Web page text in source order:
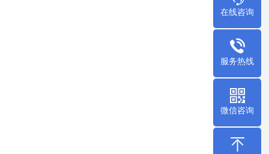
在线咨询
服务热线
微信咨询